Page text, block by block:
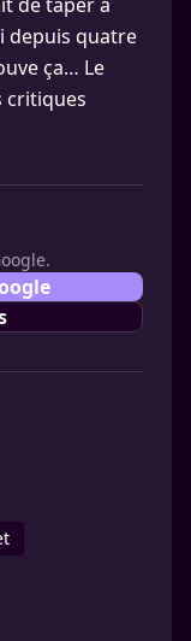
depuis quatre
ça… Le
critiques